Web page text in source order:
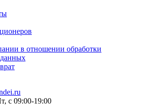
в отношении обработки
с 09:00-19:00